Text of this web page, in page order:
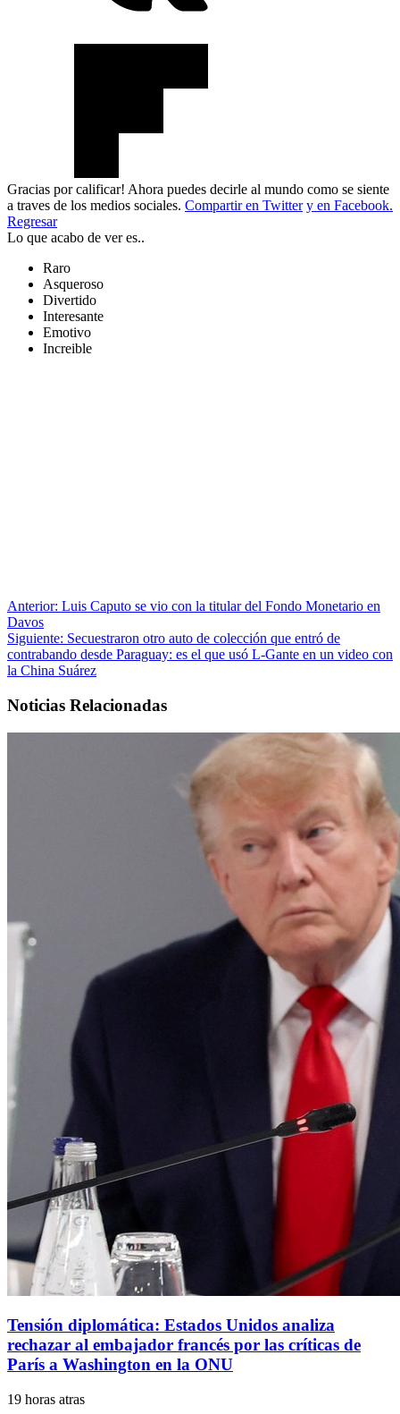
Gracias por calificar! Ahora puedes decirle al mundo como se siente
a traves de los medios sociales. Compartir en Twitter y en Facebook.
Regresar
Lo que acabo de ver es..
Raro
Asqueroso
Divertido
Interesante
Emotivo
Increible
Anterior: Luis Caputo se vio con la titular del Fondo Monetario en
Davos
Siguiente: Secuestraron otro auto de colección que entró de
contrabando desde Paraguay: es el que usó L-Gante en un video con
la China Suárez
Noticias Relacionadas
Tensión diplomática: Estados Unidos analiza
rechazar al embajador francés por las críticas de
París a Washington en la ONU
19 horas atras